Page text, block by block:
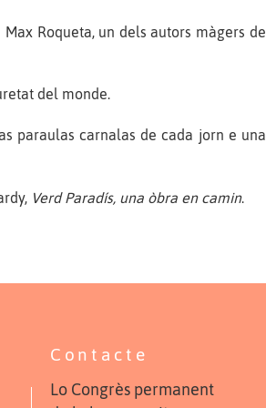
Roqueta, un dels autors màgers de
del monde.
paraulas carnalas de cada jorn e una
Verd Paradís, una òbra en camin.
Contacte
Lo Congrès permanent